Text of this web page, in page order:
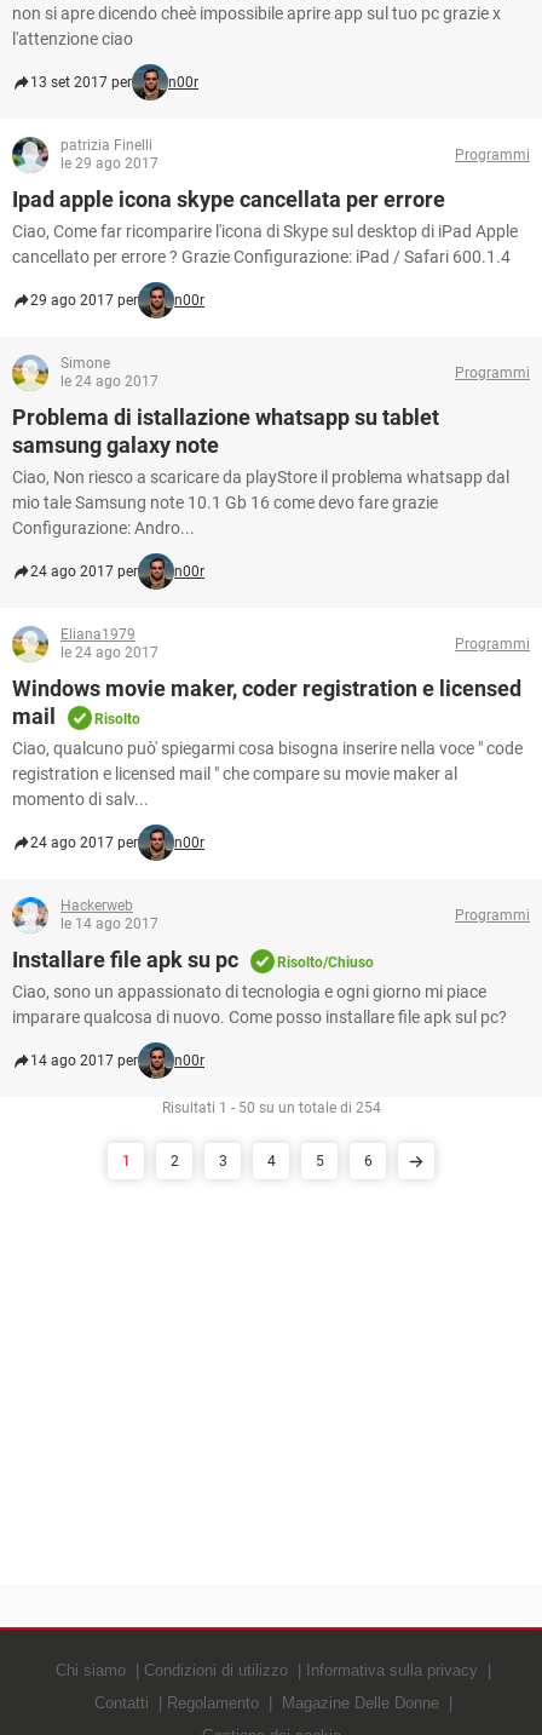
non si apre dicendo cheè impossibile aprire app sul tuo pc grazie x
l'attenzione ciao
13 set 2017 per n00r
patrizia Finelli
le 29 ago 2017
Programmi
Ipad apple icona skype cancellata per errore
Ciao, Come far ricomparire l'icona di Skype sul desktop di iPad Apple
cancellato per errore ? Grazie Configurazione: iPad / Safari 600.1.4
29 ago 2017 per n00r
Simone
le 24 ago 2017
Programmi
Problema di istallazione whatsapp su tablet
samsung galaxy note
Ciao, Non riesco a scaricare da playStore il problema whatsapp dal
mio tale Samsung note 10.1 Gb 16 come devo fare grazie
Configurazione: Andro...
24 ago 2017 per n00r
Eliana1979
le 24 ago 2017
Programmi
Windows movie maker, coder registration e licensed
mail
Risolto
Ciao, qualcuno può' spiegarmi cosa bisogna inserire nella voce " code
registration e licensed mail " che compare su movie maker al
momento di salv...
24 ago 2017 per n00r
Hackerweb
le 14 ago 2017
Programmi
Installare file apk su pc Risolto/Chiuso
Ciao, sono un appassionato di tecnologia e ogni giorno mi piace
imparare qualcosa di nuovo. Come posso installare file apk sul pc?
14 ago 2017 per n00r
Risultati 1 - 50 su un totale di 254
1 2 3 4 5 6
Chi siamo Condizioni di utilizzo
Informativa sulla privacy
Contatti
Regolamento
Magazine Delle Donne